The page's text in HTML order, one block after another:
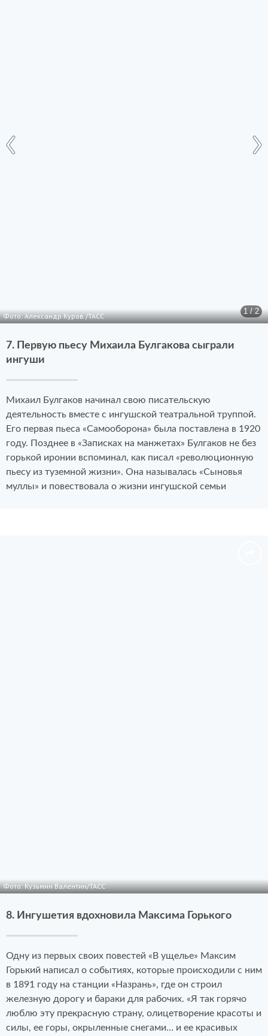
1 / 2
Фото: Александр Куров /ТАСС
7. Первую пьесу Михаила Булгакова сыграли
ингуши
Михаил Булгаков начинал свою писательскую
деятельность вместе с ингушской театральной труппой.
Его первая пьеса «Самооборона» была поставлена в 1920
году. Позднее в «Записках на манжетах» Булгаков не без
горькой иронии вспоминал, как писал «революционную
пьесу из туземной жизни». Она называлась «Сыновья
муллы» и повествовала о жизни ингушской семьи
Фото: Кузьмин Валентин/ТАСС
8. Ингушетия вдохновила Максима Горького
Одну из первых своих повестей «В ущелье» Максим
Горький написал о событиях, которые происходили с ним
в 1891 году на станции «Назрань», где он строил
железную дорогу и бараки для рабочих. «Я так горячо
люблю эту прекрасную страну, олицетворение красоты и
силы, ее горы, окрыленные снегами… и ее красивых